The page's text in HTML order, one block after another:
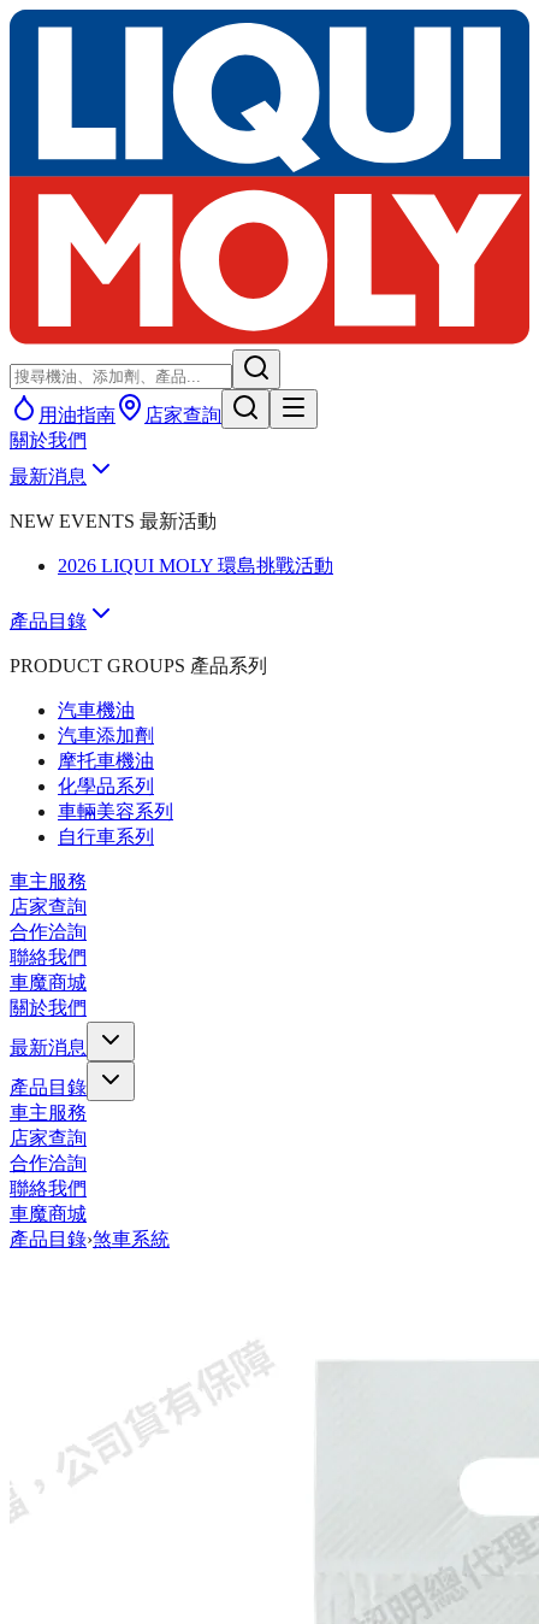
用油指南
店家查詢
關於我們
最新消息
NEW EVENTS 最新活動
2026 LIQUI MOLY 環島挑戰活動
產品目錄
PRODUCT GROUPS 產品系列
汽車機油
汽車添加劑
摩托車機油
化學品系列
車輛美容系列
自行車系列
車主服務
店家查詢
合作洽詢
聯絡我們
車魔商城
關於我們
最新消息
產品目錄
車主服務
店家查詢
合作洽詢
聯絡我們
車魔商城
產品目錄›煞車系統